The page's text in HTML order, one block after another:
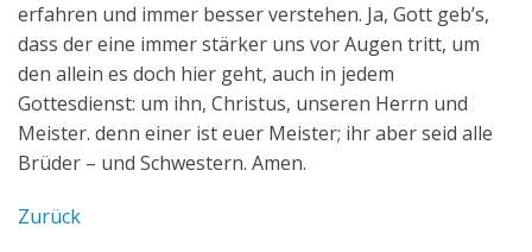
erfahren und immer besser verstehen. Ja, Gott geb’s,
dass der eine immer stärker uns vor Augen tritt, um
den allein es doch hier geht, auch in jedem
Gottesdienst: um ihn, Christus, unseren Herrn und
Meister. denn einer ist euer Meister; ihr aber seid alle
Brüder – und Schwestern. Amen.
Zurück